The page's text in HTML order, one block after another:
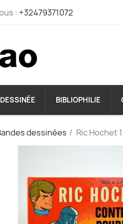
: +32479371072
BIBLIOPHILIE
dessinées Ric Hochet